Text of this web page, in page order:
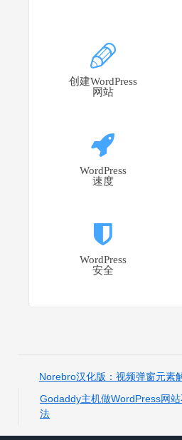
创建WordPress
网站
WordPress
速度
WordPress
安全
Norebro汉化版：视频弹窗元素
Godaddy主机做WordPress网
法